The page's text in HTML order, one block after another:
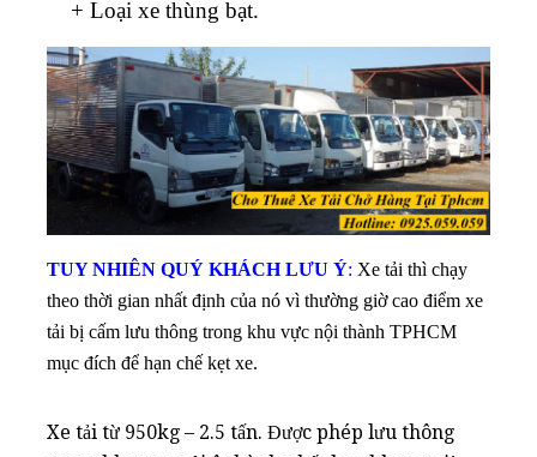
+ Loại xe thùng bạt.
TUY NHIÊN QUÝ KHÁCH LƯU Ý: Xe tải thì chạy
theo thời gian nhất định của nó vì thường giờ cao điểm xe
tải bị cấm lưu thông trong khu vực nội thành TPHCM
mục đích để hạn chế kẹt xe.
Xe tải từ 950kg – 2.5 tấn. Được phép lưu thông